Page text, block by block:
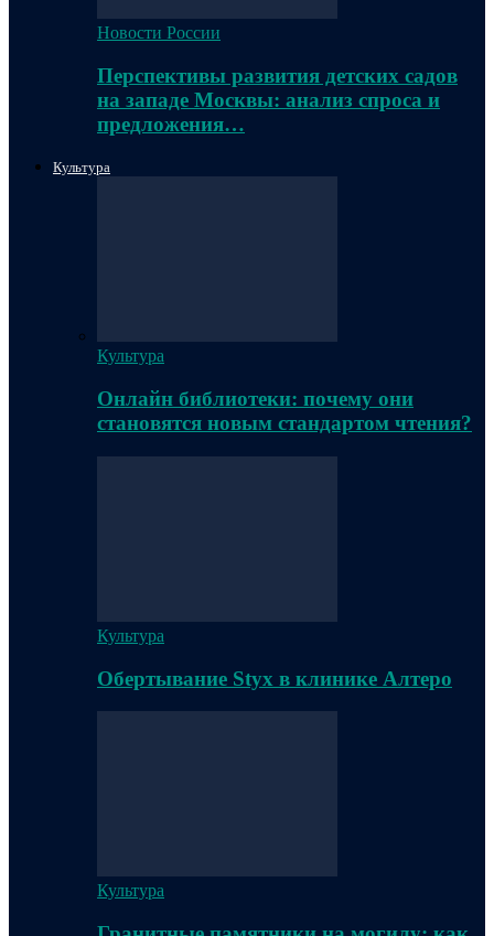
Новости России
Перспективы развития детских садов
на западе Москвы: анализ спроса и
предложения…
Культура
Культура
Онлайн библиотеки: почему они
становятся новым стандартом чтения?
Культура
Обертывание Styx в клинике Алтеро
Культура